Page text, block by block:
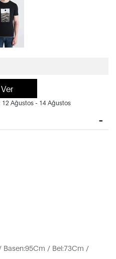
12 Ağustos - 14 Ağustos
/ Bel:73Cm /